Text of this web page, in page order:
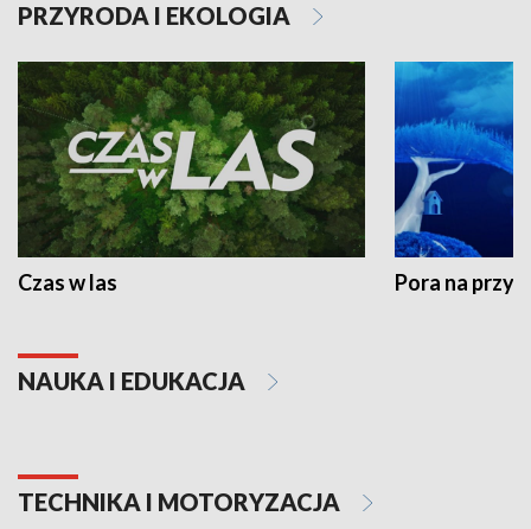
PRZYRODA I EKOLOGIA
Czas w las Pora na
NAUKA I EDUKACJA
TECHNIKA I MOTORYZACJA